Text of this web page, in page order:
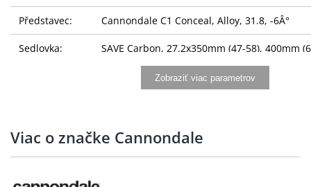
Představec: Cannondale C1 Conceal, Alloy, 31.8, -6Â°
Sedlovka: SAVE Carbon, 27.2x350mm (47-58), 400mm
Fizik Terra Argo X3
Přesmykač: Shimano GRX 825, Di2
Přehazovačka: Shimano GRX 825, Di2, Shadow RD+
Zobraziť viac parametrov
Viac o značke Cannondale